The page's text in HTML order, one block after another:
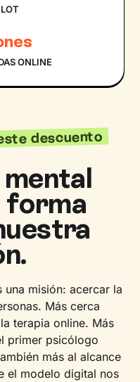
ONLINE
descuento
forma
una misión: acercar la
Más cerca
terapia online. Más
primer psicólogo
más al alcance
el modelo digital nos